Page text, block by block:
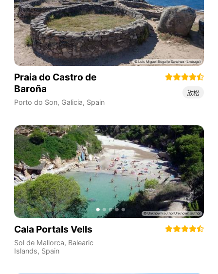
Praia do Castro de
Baroña
Porto do Son, Galicia, Spain
放松
Cala Portals Vells
Sol de Mallorca, Balearic
Islands, Spain